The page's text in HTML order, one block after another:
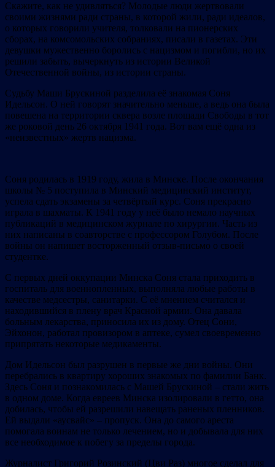
Скажите, как не удивляться? Молодые люди жертвовали
своими жизнями ради страны, в которой жили, ради идеалов,
о которых говорили учителя, толковали на пионерских
сборах, на комсомольских собраниях, писали в газетах. Эти
девушки мужественно боролись с нацизмом и погибли, но их
решили забыть, вычеркнуть из истории Великой
Отечественной войны, из истории страны.
Судьбу Маши Брускиной разделила её знакомая Соня
Идельсон. О ней говорят значительно меньше, а ведь она была
повешена на территории сквера возле площади Свободы в тот
же роковой день 26 октября 1941 года. Вот вам ещё одна из
«неизвестных» жертв нацизма.
Соня родилась в 1919 году, жила в Минске. После окончания
школы № 5 поступила в Минский медицинский институт,
успела сдать экзамены за четвёртый курс. Соня прекрасно
играла в шахматы. К 1941 году у неё было немало научных
публикаций в медицинском журнале по хирургии. Часть из
них написаны в соавторстве с профессором Голубом. После
войны он напишет восторженный отзыв-письмо о своей
студентке.
С первых дней оккупации Минска Соня стала приходить в
госпиталь для военнопленных, выполняла любые работы в
качестве медсестры, санитарки. С её мнением считался и
находившийся в плену врач Красной армии. Она давала
больным лекарства, приносила их из дому. Отец Сони,
Эйхонон, работал провизором в аптеке, сумел своевременно
припрятать некоторые медикаменты.
Дом Идельсон был разрушен в первые же дни войны. Они
перебрались в квартиру хороших знакомых по фамилии Банк.
Здесь Соня и познакомилась с Машей Брускиной – стали жить
в одном доме. Когда евреев Минска изолировали в гетто, она
добилась, чтобы ей разрешили навещать раненых пленников.
Ей выдали «аусвайс» – пропуск. Она до самого ареста
помогала воинам не только лечением, но и добывала для них
все необходимое к побегу за пределы города.
Журналист Григорий Розинский (Цви Раз) многое сделал для